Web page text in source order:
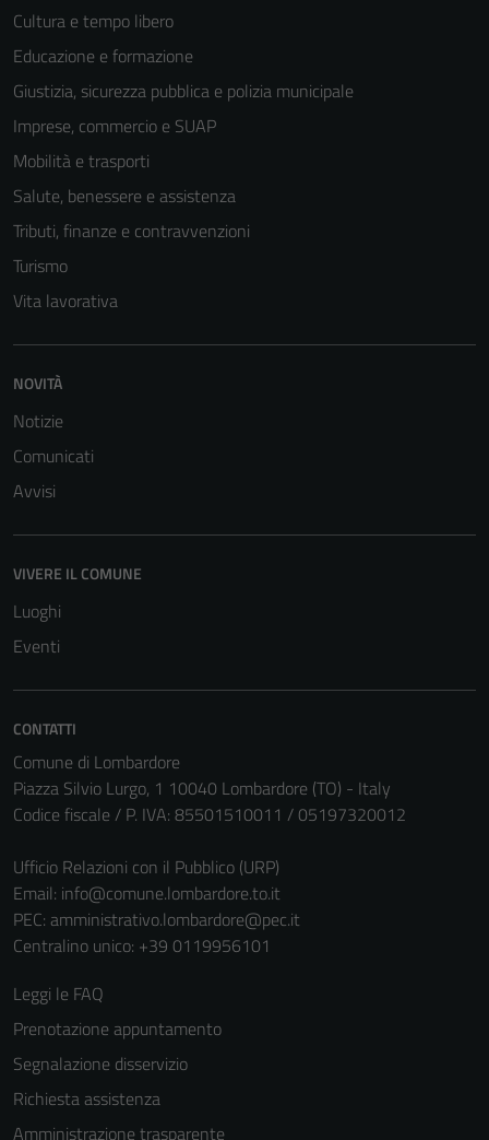
Cultura e tempo libero
Educazione e formazione
Giustizia, sicurezza pubblica e polizia municipale
Imprese, commercio e SUAP
Mobilità e trasporti
Salute, benessere e assistenza
Tributi, finanze e contravvenzioni
Turismo
Vita lavorativa
NOVITÀ
Notizie
Comunicati
Avvisi
VIVERE IL COMUNE
Luoghi
Eventi
CONTATTI
Comune di Lombardore
Piazza Silvio Lurgo, 1 10040 Lombardore (TO) - Italy
Codice fiscale / P. IVA: 85501510011 / 05197320012
Ufficio Relazioni con il Pubblico (URP)
Email: info@comune.lombardore.to.it
PEC: amministrativo.lombardore@pec.it
Centralino unico: +39 0119956101
Leggi le FAQ
Prenotazione appuntamento
Segnalazione disservizio
Richiesta assistenza
Amministrazione trasparente